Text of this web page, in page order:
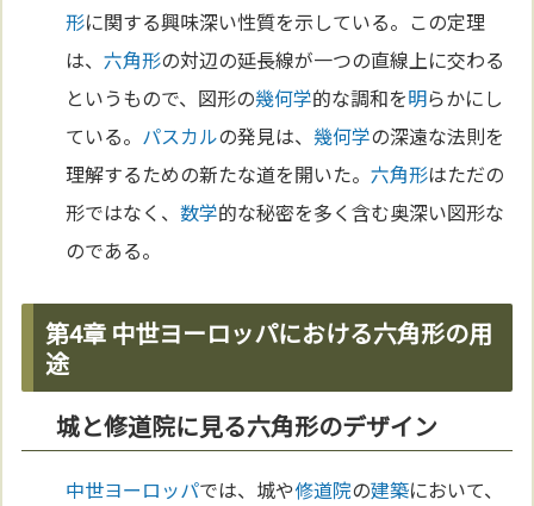
形に関する興味深い性質を示している。この定理
は、六角形の対辺の延長線が一つの直線上に交わる
というもので、図形の幾何学的な調和を明らかにし
ている。 パスカルの発見は、幾何学の深遠な法則を
理解するための新たな道を開いた。六角形はただの
形ではなく、数学的な秘密を多く含む奥深い図形な
のである。
第4章 中世ヨーロッパにおける六角形の用
途
城と修道院に見る六角形のデザイン
中世ヨーロッパでは、城や修道院の建築において、